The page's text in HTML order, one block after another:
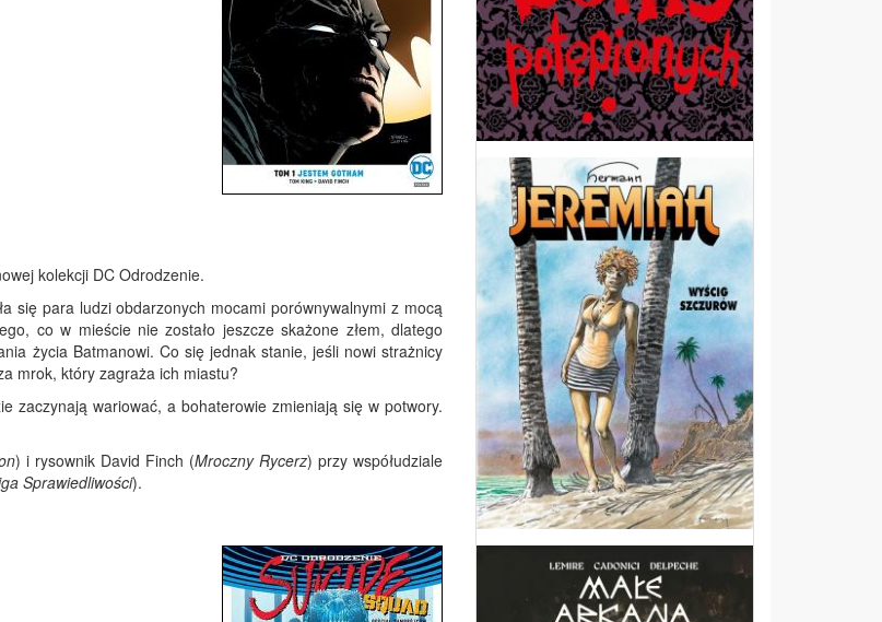
kolekcji DC Odrodzenie.
się para ludzi obdarzonych mocami porównywalnymi z mocą
co w mieście nie zostało jeszcze skażone złem, dlatego
życia Batmanowi. Co się jednak stanie, jeśli nowi strażnicy
mrok, który zagraża ich miastu?
zaczynają wariować, a bohaterowie zmieniają się w potwory.
) i rysownik David Finch (Mroczny Rycerz) przy współudziale
Sprawiedliwości).